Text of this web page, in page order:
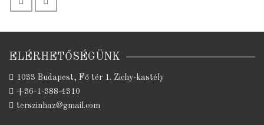
ELÉRHETŐSÉGÜNK
1033 Budapest, Fő tér 1. Zichy-kastély
+36-1-388-4310
terszinhaz@gmail.com